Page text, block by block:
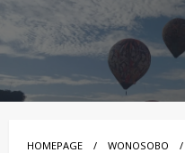
HOMEPAGE
WONOSOBO